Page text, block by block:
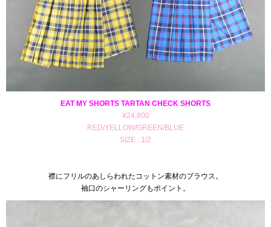
EAT MY SHORTS TARTAN CHECK SHORTS
¥24,800
RED/YELLOW/GREEN/BLUE
SIZE : 1/2
襟にフリルのあしらわれたコットン素材のブラウス。
袖口のシャーリングもポイント。